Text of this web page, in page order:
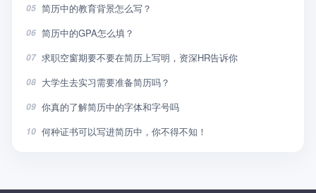
05 简历中的教育背景怎么写？
06 简历中的GPA怎么填？
07 求职空窗期要不要在简历上写明，资深HR告诉你
08 大学生去实习需要准备简历吗？
09 你真的了解简历中的字体和字号吗
10 何种证书可以写进简历中，你不得不知！